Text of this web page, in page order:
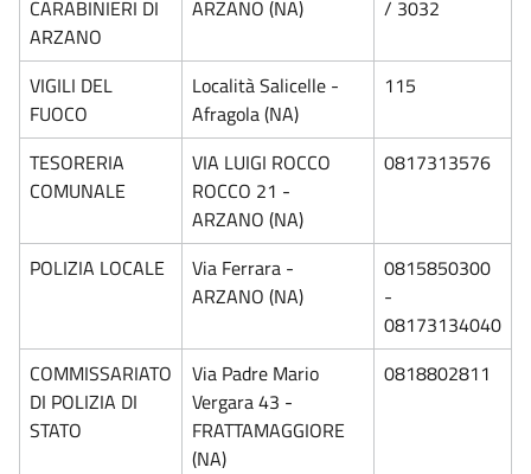
CARABINIERI DI
ARZANO
ARZANO (NA)
/ 3032
VIGILI DEL
FUOCO
Località Salicelle -
Afragola (NA)
115
TESORERIA
COMUNALE
VIA LUIGI ROCCO
ROCCO 21 -
ARZANO (NA)
0817313576
POLIZIA LOCALE
Via Ferrara -
ARZANO (NA)
0815850300
-
08173134040
COMMISSARIATO
DI POLIZIA DI
STATO
Via Padre Mario
Vergara 43 -
FRATTAMAGGIORE
(NA)
0818802811